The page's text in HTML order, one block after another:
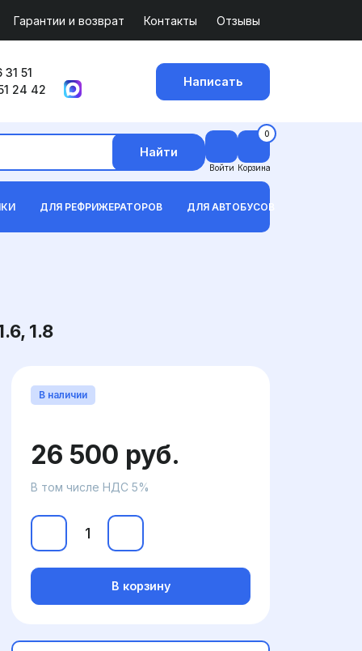
Гарантии и возврат Контакты Отзывы
51
24 42
Написать
Найти
Войти
0
Корзина
ДЛЯ РЕФРИЖЕРАТОРОВ ДЛЯ АВТОБУСОВ
1.8
В наличии
26 500 руб.
В том числе НДС 5%
В корзину